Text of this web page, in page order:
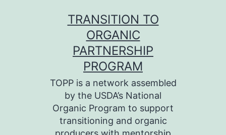
TRANSITION TO
ORGANIC
PARTNERSHIP
PROGRAM
TOPP is a network assembled
by the USDA’s National
Organic Program to support
transitioning and organic